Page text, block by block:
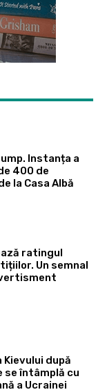
Instanța a
400 de
la Casa Albă
ratingul
Un semnal
după
se întâmplă cu
a Ucrainei